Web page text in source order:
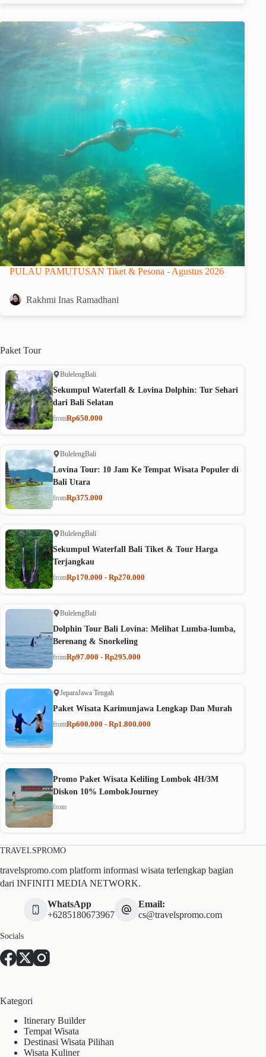
PULAU PAMUTUSAN Tiket & Pesona - Agustus 2026
Rakhmi Inas Ramadhani
Paket Tour
BulelengBali
Sekumpul Waterfall & Lovina Dolphin: Tur Sehari
dari Bali Selatan
fromRp650.000
BulelengBali
Lovina Tour: 10 Jam Ke Tempat Wisata Populer di
Bali Utara
fromRp375.000
BulelengBali
Sekumpul Waterfall Bali Tiket & Tour Harga
Terjangkau
fromRp170.000 - Rp270.000
BulelengBali
Dolphin Tour Bali Lovina: Melihat Lumba-lumba,
Berenang & Snorkeling
fromRp97.000 - Rp295.000
JeparaJawa Tengah
Paket Wisata Karimunjawa Lengkap Dan Murah
fromRp600.000 - Rp1.800.000
Promo Paket Wisata Keliling Lombok 4H/3M
Diskon 10% LombokJourney
from
TRAVELSPROMO
travelspromo.com platform informasi wisata terlengkap bagian
dari INFINITI MEDIA NETWORK.
WhatsApp
+6285180673967
Email:
cs@travelspromo.com
Socials
Kategori
Itinerary Builder
Tempat Wisata
Destinasi Wisata Pilihan
Wisata Kuliner